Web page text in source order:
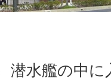
潜水艦の中